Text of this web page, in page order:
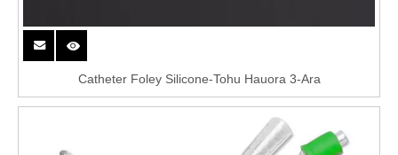
Catheter Foley Silicone-Tohu Hauora 3-Ara